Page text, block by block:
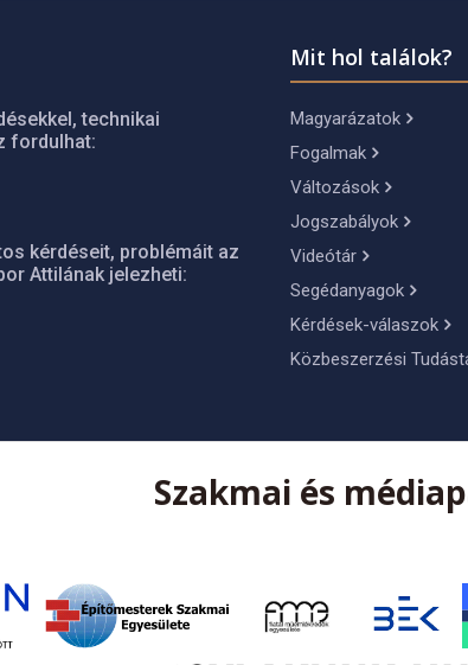
technikai
fordulhat:
kérdéseit, problémáit az
Attilának jelezheti:
Mit hol találok?
Magyarázatok
Fogalmak
Változások
Jogszabályok
Videótár
Segédanyagok
Kérdések-válaszok
Közbeszerzési
Szakmai és